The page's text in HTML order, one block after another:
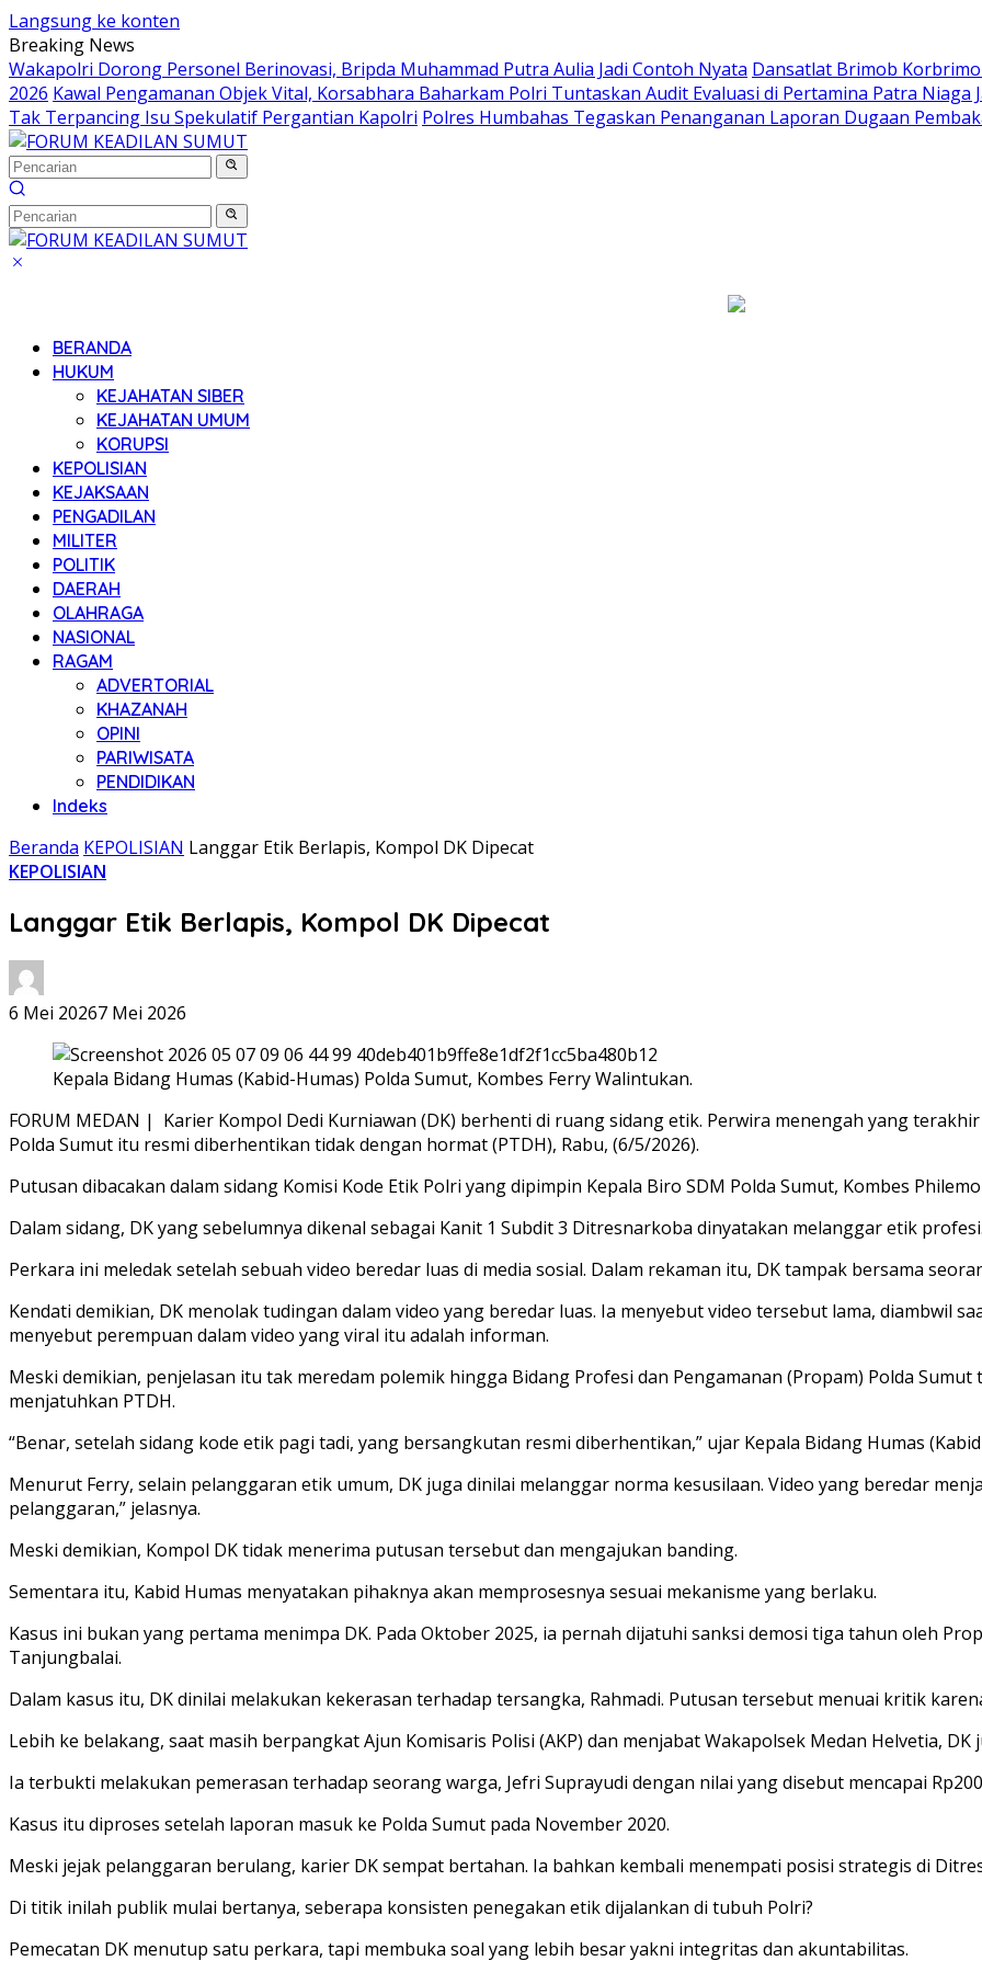
Langsung ke konten
Breaking News
Wakapolri Dorong Personel Berinovasi, Bripda Muhammad Putra Aulia Jadi Contoh Nyata Dansatlat Brimob
2026 Kawal Pengamanan Objek Vital, Korsabhara Baharkam Polri Tuntaskan Audit Evaluasi di Pertamina Patra Niaga
Tak Terpancing Isu Spekulatif Pergantian Kapolri Polres Humbahas Tegaskan Penanganan Laporan Dugaan
BERANDA
HUKUM
KEJAHATAN SIBER
KEJAHATAN UMUM
KORUPSI
KEPOLISIAN
KEJAKSAAN
PENGADILAN
MILITER
POLITIK
DAERAH
OLAHRAGA
NASIONAL
RAGAM
ADVERTORIAL
KHAZANAH
OPINI
PARIWISATA
PENDIDIKAN
Indeks
Beranda KEPOLISIAN Langgar Etik Berlapis, Kompol DK Dipecat
KEPOLISIAN
Langgar Etik Berlapis, Kompol DK Dipecat
6 Mei 20267 Mei 2026
Kepala Bidang Humas (Kabid-Humas) Polda Sumut, Kombes Ferry Walintukan.
FORUM MEDAN | Karier Kompol Dedi Kurniawan (DK) berhenti di ruang sidang etik. Perwira menengah yang
Polda Sumut itu resmi diberhentikan tidak dengan hormat (PTDH), Rabu, (6/5/2026).
Putusan dibacakan dalam sidang Komisi Kode Etik Polri yang dipimpin Kepala Biro SDM Polda Sumut, Kombes
Dalam sidang, DK yang sebelumnya dikenal sebagai Kanit 1 Subdit 3 Ditresnarkoba dinyatakan melanggar etik
Perkara ini meledak setelah sebuah video beredar luas di media sosial. Dalam rekaman itu, DK tampak bersama
Kendati demikian, DK menolak tudingan dalam video yang beredar luas. Ia menyebut video tersebut lama, diambwil
menyebut perempuan dalam video yang viral itu adalah informan.
Meski demikian, penjelasan itu tak meredam polemik hingga Bidang Profesi dan Pengamanan (Propam) Polda
menjatuhkan PTDH.
“Benar, setelah sidang kode etik pagi tadi, yang bersangkutan resmi diberhentikan,” ujar Kepala Bidang Humas
Menurut Ferry, selain pelanggaran etik umum, DK juga dinilai melanggar norma kesusilaan. Video yang beredar
pelanggaran,” jelasnya.
Meski demikian, Kompol DK tidak menerima putusan tersebut dan mengajukan banding.
Sementara itu, Kabid Humas menyatakan pihaknya akan memprosesnya sesuai mekanisme yang berlaku.
Kasus ini bukan yang pertama menimpa DK. Pada Oktober 2025, ia pernah dijatuhi sanksi demosi tiga tahun oleh
Tanjungbalai.
Dalam kasus itu, DK dinilai melakukan kekerasan terhadap tersangka, Rahmadi. Putusan tersebut menuai kritik
Lebih ke belakang, saat masih berpangkat Ajun Komisaris Polisi (AKP) dan menjabat Wakapolsek Medan Helvetia,
Ia terbukti melakukan pemerasan terhadap seorang warga, Jefri Suprayudi dengan nilai yang disebut mencapai
Kasus itu diproses setelah laporan masuk ke Polda Sumut pada November 2020.
Meski jejak pelanggaran berulang, karier DK sempat bertahan. Ia bahkan kembali menempati posisi strategis di
Di titik inilah publik mulai bertanya, seberapa konsisten penegakan etik dijalankan di tubuh Polri?
Pemecatan DK menutup satu perkara, tapi membuka soal yang lebih besar yakni integritas dan akuntabilitas.